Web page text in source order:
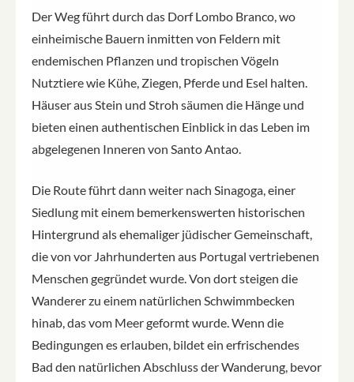
Der Weg führt durch das Dorf Lombo Branco, wo
einheimische Bauern inmitten von Feldern mit
endemischen Pflanzen und tropischen Vögeln
Nutztiere wie Kühe, Ziegen, Pferde und Esel halten.
Häuser aus Stein und Stroh säumen die Hänge und
bieten einen authentischen Einblick in das Leben im
abgelegenen Inneren von Santo Antao.
Die Route führt dann weiter nach Sinagoga, einer
Siedlung mit einem bemerkenswerten historischen
Hintergrund als ehemaliger jüdischer Gemeinschaft,
die von vor Jahrhunderten aus Portugal vertriebenen
Menschen gegründet wurde. Von dort steigen die
Wanderer zu einem natürlichen Schwimmbecken
hinab, das vom Meer geformt wurde. Wenn die
Bedingungen es erlauben, bildet ein erfrischendes
Bad den natürlichen Abschluss der Wanderung, bevor